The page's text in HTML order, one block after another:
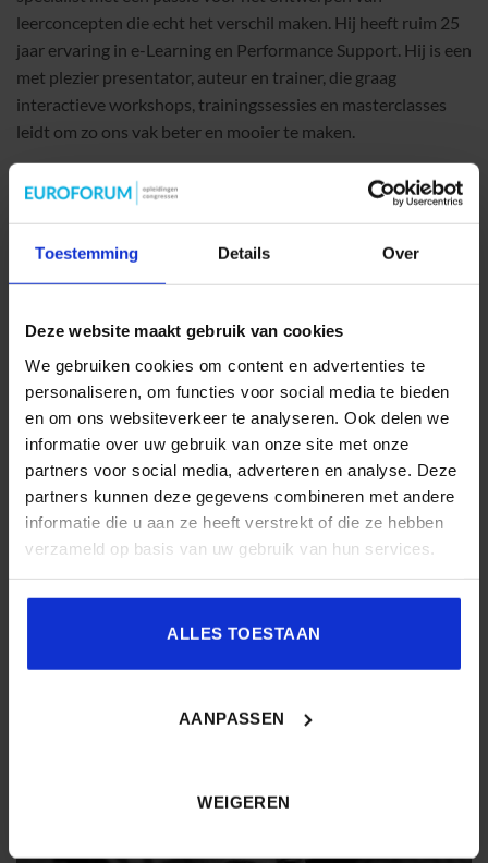
Toestemming Details Over
Deze website maakt gebruik van cookies
We gebruiken cookies om content en advertenties te
personaliseren, om functies voor social media te bieden
en om ons websiteverkeer te analyseren. Ook delen we
informatie over uw gebruik van onze site met onze
partners voor social media, adverteren en analyse. Deze
partners kunnen deze gegevens combineren met andere
informatie die u aan ze heeft verstrekt of die ze hebben
verzameld op basis van uw gebruik van hun services.
ALLES TOESTAAN
AANPASSEN
WEIGEREN
leerconcepten die echt het verschil maken. Hij heeft ruim 25
jaar ervaring in e-Learning en Performance Support. Hij is een
met plezier presentator, auteur en trainer, die graag
interactieve workshops, trainingssessies en masterclasses
leidt om zo ons vak beter en mooier te maken.
Connect met Marcel